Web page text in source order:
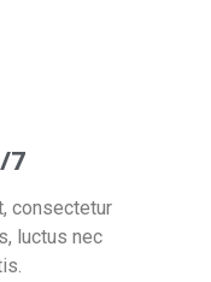
7
consectetur
luctus nec